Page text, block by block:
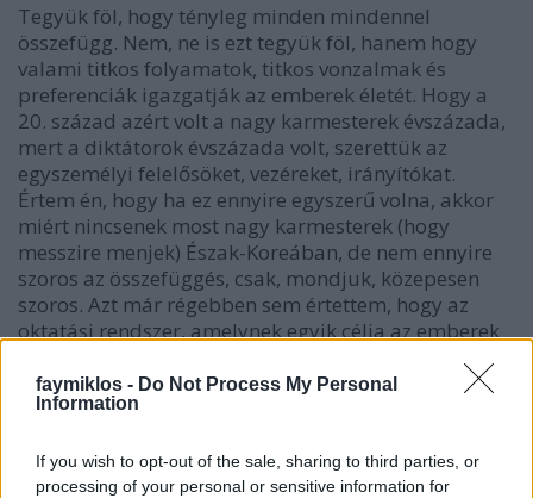
faymiklos - Do Not Process My Personal
Information
If you wish to opt-out of the sale, sharing to third parties, or
processing of your personal or sensitive information for
Tegyük föl, hogy tényleg minden mindennel
összefügg. Nem, ne is ezt tegyük föl, hanem hogy
valami titkos folyamatok, titkos vonzalmak és
preferenciák igazgatják az emberek életét. Hogy a
20. század azért volt a nagy karmesterek évszázada,
mert a diktátorok évszázada volt, szerettük az
egyszemélyi felelősöket, vezéreket, irányítókat.
Értem én, hogy ha ez ennyire egyszerű volna, akkor
miért nincsenek most nagy karmesterek (hogy
messzire menjek) Észak-Koreában, de nem ennyire
szoros az összefüggés, csak, mondjuk, közepesen
szoros. Azt már régebben sem értettem, hogy az
oktatási rendszer, amelynek egyik célja az emberek
együttműködési képességeinek kifejlesztése, miért
mindig olyan hősöket mutat, akiknek épp ez a
Petőfi a legnagyobb magyar költő, miért Ady és
József Attila, miért nem valami kedves fickó, aki arról